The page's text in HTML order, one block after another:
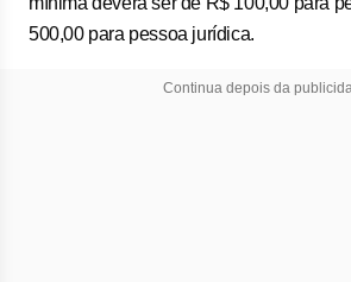
500,00 para pessoa jurídica.
Continua depois da